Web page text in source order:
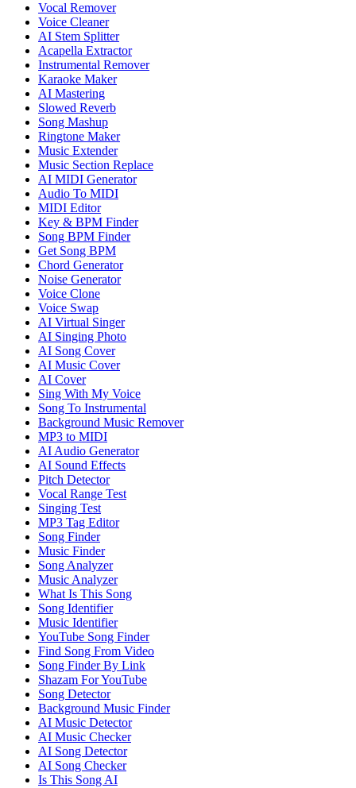
Vocal Remover
Voice Cleaner
AI Stem Splitter
Acapella Extractor
Instrumental Remover
Karaoke Maker
AI Mastering
Slowed Reverb
Song Mashup
Ringtone Maker
Music Extender
Music Section Replace
AI MIDI Generator
Audio To MIDI
MIDI Editor
Key & BPM Finder
Song BPM Finder
Get Song BPM
Chord Generator
Noise Generator
Voice Clone
Voice Swap
AI Virtual Singer
AI Singing Photo
AI Song Cover
AI Music Cover
AI Cover
Sing With My Voice
Song To Instrumental
Background Music Remover
MP3 to MIDI
AI Audio Generator
AI Sound Effects
Pitch Detector
Vocal Range Test
Singing Test
MP3 Tag Editor
Song Finder
Music Finder
Song Analyzer
Music Analyzer
What Is This Song
Song Identifier
Music Identifier
YouTube Song Finder
Find Song From Video
Song Finder By Link
Shazam For YouTube
Song Detector
Background Music Finder
AI Music Detector
AI Music Checker
AI Song Detector
AI Song Checker
Is This Song AI